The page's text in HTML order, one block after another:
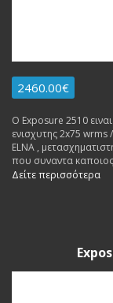
2460.00€
Ο Exposure 2510
ενισχυτης 2x75
ΕLNA ,
που συναντα καποιος
ενσωματωμενο Phono
Δείτε περισσότερα